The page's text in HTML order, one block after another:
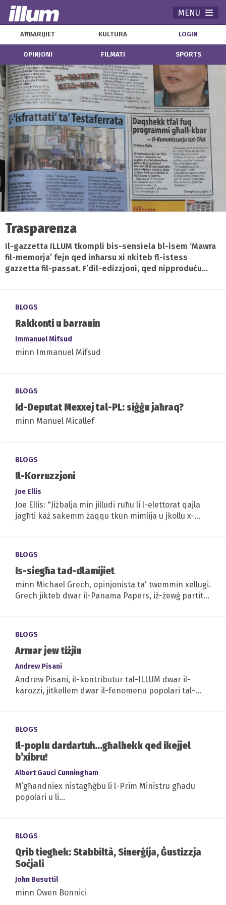
MENU
AĦBARIJIET KULTURA LOGIN
OPINJONI FILMATI SPORTS
Trasparenza
Il-gazzetta ILLUM tkompli bis-sensiela bl-isem ‘Mawra
fil-memorja’ fejn qed inħarsu xi nkiteb fl-istess
gazzetta fil-passat. F’dil-edizzjoni, qed nipproduċu...
BLOGS
Rakkonti u barranin
Immanuel Mifsud
minn Immanuel Mifsud
BLOGS
Id-Deputat Mexxej tal-PL: siġġu jaħraq?
minn Manuel Micallef
BLOGS
Il-Korruzzjoni
Joe Ellis
Joe Ellis: "Jiżbalja min jilludi ruħu li l-elettorat qajla
jagħti każ sakemm żaqqu tkun mimlija u jkollu x-
BLOGS
Is-siegћa tad-dlamijiet
minn Michael Grech, opinjonista ta' twemmin xellugi.
Grech jikteb dwar il-Panama Papers, iż-żewġ partiti
BLOGS
Armar jew tiżjin
Andrew Pisani
Andrew Pisani, il-kontributur tal-ILLUM dwar il-
karozzi, jitkellem dwar il-fenomenu popolari tal-
BLOGS
Il-poplu dardartuh...għalhekk qed ikejjel
b’xibru!
Albert Gauci Cunningham
M’għandniex nistagħġbu li l-Prim Ministru għadu
popolari u li...
BLOGS
Qrib tiegħek: Stabbiltà, Sinerġija, Ġustizzja
Soċjali
John Busuttil
minn Owen Bonnici